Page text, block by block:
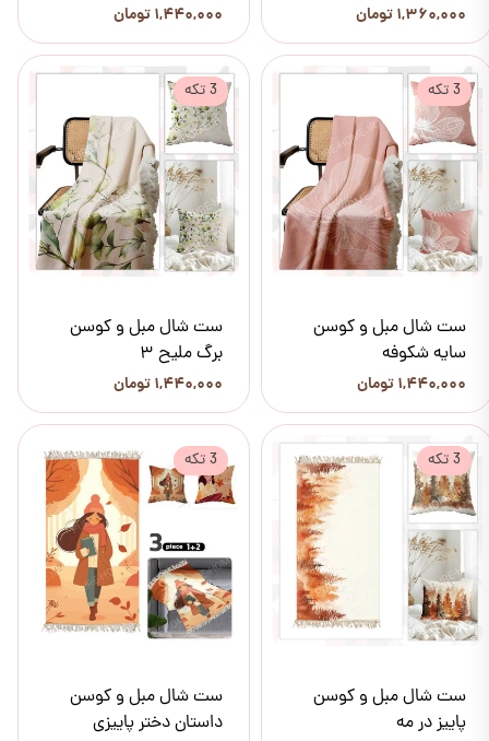
۱,۳۶۰,۰۰۰ تومان ۱,۴۴۰,۰۰۰ تومان
ست شال مبل و کوسن
سایه شکوفه
۱,۴۴۰,۰۰۰ تومان
3 تکه
ست شال مبل و کوسن
برگ ملیح 3
۱,۴۴۰,۰۰۰ تومان
3 تکه
ست شال مبل و کوسن
پاییز در مه
3 تکه
ست شال مبل و کوسن
داستان دختر پاییزی
3 تکه